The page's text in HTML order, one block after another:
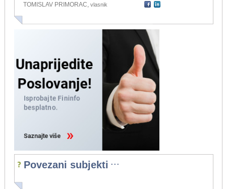
TOMISLAV PRIMORAC, vlasnik
Povezani subjekti ...